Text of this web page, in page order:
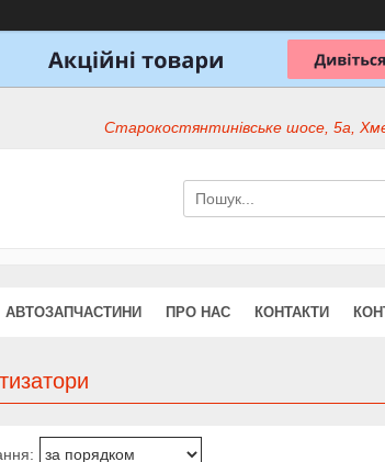
Старокостянтинівське шосе, 5а,
АВТОЗАПЧАСТИНИ ПРО НАС КОНТАКТИ